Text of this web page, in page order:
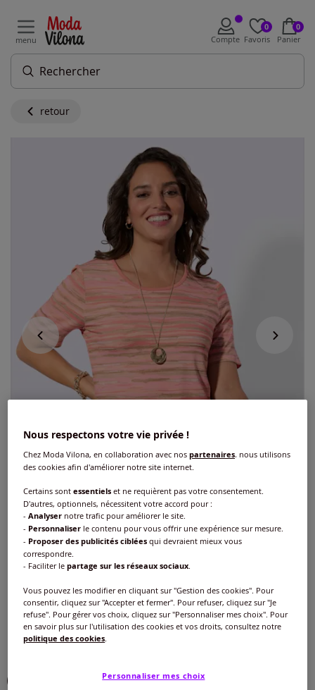
menu Compte
0
Favoris
0
Panier
retour
T-shirt rayé viscose
Réf : 243.301.029
Couleur :quartz rose imprimé
Nous respectons votre vie privée !
Chez Moda Vilona, en collaboration avec nospartenaires, nous utilisons
des cookies afin d'améliorer notre site internet.
Certains sontessentiels et ne requièrent pas votre consentement.
D'autres, optionnels, nécessitent votre accord pour :
-Analyser notre trafic pour améliorer le site.
- Personnaliser le contenu pour vous offrir une expérience sur mesure.
- Proposer des publicités ciblées qui devraient mieux vous
correspondre.
- Faciliter lepartage sur les réseaux sociaux
Vous pouvez les modifier en cliquant sur "Gestion des cookies". Pour
consentir, cliquez sur "Accepter et fermer". Pour refuser, cliquez sur "Je
refuse". Pour gérer vos choix, cliquez sur "Personnaliser mes choix". Pour
en savoir plus sur l'utilisation des cookies et vos droits, consultez notre
politique des cookies
Personnaliser mes choix